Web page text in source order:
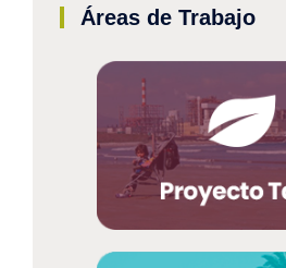
Áreas de Trabajo